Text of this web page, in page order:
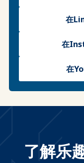
在
在
在
了解乐